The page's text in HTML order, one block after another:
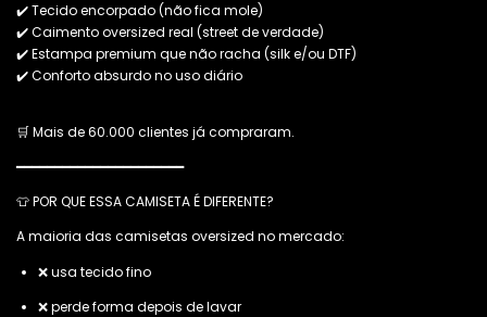
✔️ Tecido encorpado (não fica mole)
✔️ Caimento oversized real (street de verdade)
✔️ Estampa premium que não racha (silk e/ou DTF)
✔️ Conforto absurdo no uso diário
🛒 Mais de 60.000 clientes já compraram.
━━━━━━━━━━━━━━━━━━━━━━
👕 POR QUE ESSA CAMISETA É DIFERENTE?
A maioria das camisetas oversized no mercado:
❌ usa tecido fino
❌ perde forma depois de lavar